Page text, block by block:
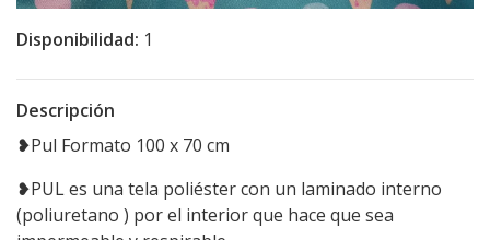
Disponibilidad: 1
Descripción
❥Pul Formato 100 x 70 cm
❥PUL es una tela poliéster con un laminado interno
(poliuretano ) por el interior que hace que sea